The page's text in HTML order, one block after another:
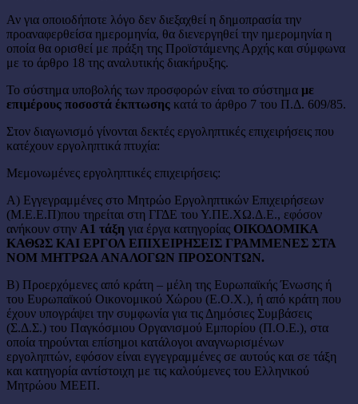
Αν για οποιοδήποτε λόγο δεν διεξαχθεί η δημοπρασία την
προαναφερθείσα ημερομηνία, θα διενεργηθεί την ημερομηνία η
οποία θα ορισθεί με πράξη της Προϊστάμενης Αρχής και σύμφωνα
με το άρθρο 18 της αναλυτικής διακήρυξης.
Το σύστημα υποβολής των προσφορών είναι το σύστημα με
επιμέρους ποσοστά έκπτωσης κατά το άρθρο 7 του Π.Δ. 609/85.
Στον διαγωνισμό γίνονται δεκτές εργοληπτικές επιχειρήσεις που
κατέχουν εργοληπτικά πτυχία:
Μεμονωμένες εργοληπτικές επιχειρήσεις:
Α) Εγγεγραμμένες στο Μητρώο Εργοληπτικών Επιχειρήσεων
(Μ.Ε.Ε.Π)που τηρείται στη ΓΓΔΕ του Υ.ΠΕ.ΧΩ.Δ.Ε., εφόσον
ανήκουν στην Α1 τάξη για έργα κατηγορίας ΟΙΚΟΔΟΜΙΚΑ
ΚΑΘΩΣ ΚΑΙ ΕΡΓΟΛ ΕΠΙΧΕΙΡΗΣΕΙΣ ΓΡΑΜΜΕΝΕΣ ΣΤΑ
ΝΟΜ ΜΗΤΡΩΑ ΑΝΑΛΟΓΩΝ ΠΡΟΣΟΝΤΩΝ.
Β) Προερχόμενες από κράτη – μέλη της Ευρωπαϊκής Ένωσης ή
του Ευρωπαϊκού Οικονομικού Χώρου (Ε.Ο.Χ.), ή από κράτη που
έχουν υπογράψει την συμφωνία για τις Δημόσιες Συμβάσεις
(Σ.Δ.Σ.) του Παγκόσμιου Οργανισμού Εμπορίου (Π.Ο.Ε.), στα
οποία τηρούνται επίσημοι κατάλογοι αναγνωρισμένων
εργοληπτών, εφόσον είναι εγγεγραμμένες σε αυτούς και σε τάξη
και κατηγορία αντίστοιχη με τις καλούμενες του Ελληνικού
Μητρώου ΜΕΕΠ.